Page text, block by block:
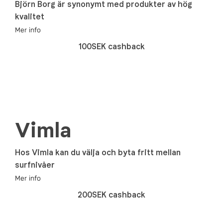
Björn Borg är synonymt med produkter av hög
kvalitet
Mer info
100SEK cashback
Vimla
Hos Vimla kan du välja och byta fritt mellan
surfnivåer
Mer info
200SEK cashback